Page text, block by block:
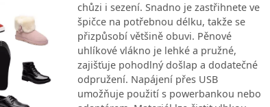
chůzi i sezení. Snadno je zastřihnete ve
špičce na potřebnou délku, takže se
přizpůsobí většině obuvi. Pěnové
uhlíkové vlákno je lehké a pružné,
zajišťuje pohodlný došlap a dodatečné
odpružení. Napájení přes USB
umožňuje použití s powerbankou nebo